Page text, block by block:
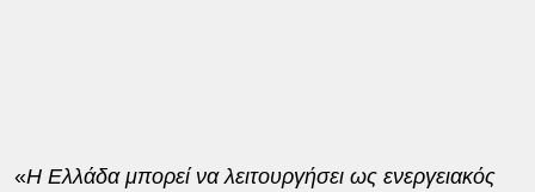
«Η Ελλάδα μπορεί να λειτουργήσει ως ενεργειακός